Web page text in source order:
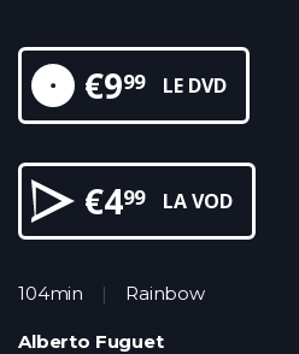
€999 LE DVD
€499 LA VOD
104min Rainbow
Alberto Fuguet